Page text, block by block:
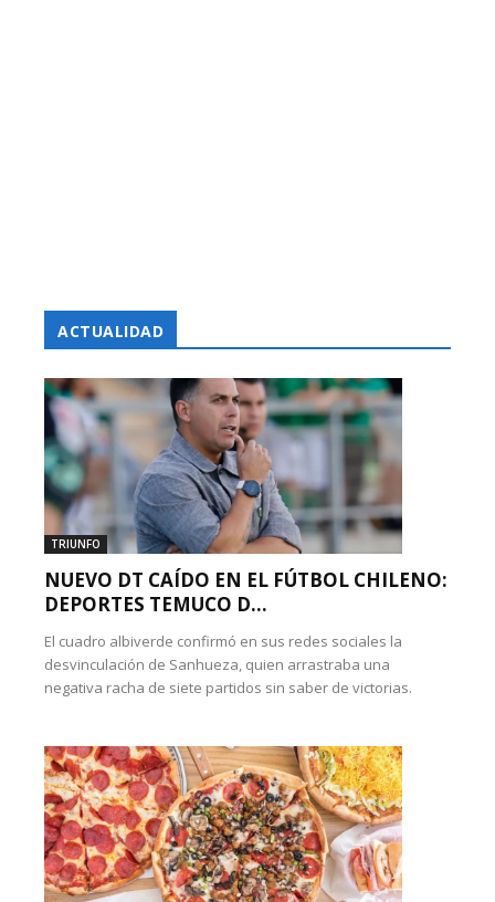
ACTUALIDAD
TRIUNFO
NUEVO DT CAÍDO EN EL FÚTBOL CHILENO:
DEPORTES TEMUCO D...
El cuadro albiverde confirmó en sus redes sociales la
desvinculación de Sanhueza, quien arrastraba una
negativa racha de siete partidos sin saber de victorias.